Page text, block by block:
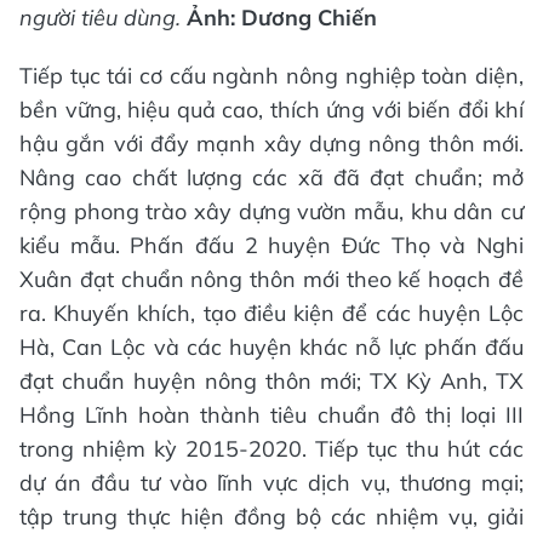
người tiêu dùng. Ảnh: Dương Chiến
Tiếp tục tái cơ cấu ngành nông nghiệp toàn diện,
bền vững, hiệu quả cao, thích ứng với biến đổi khí
hậu gắn với đẩy mạnh xây dựng nông thôn mới.
Nâng cao chất lượng các xã đã đạt chuẩn; mở
rộng phong trào xây dựng vườn mẫu, khu dân cư
kiểu mẫu. Phấn đấu 2 huyện Đức Thọ và Nghi
Xuân đạt chuẩn nông thôn mới theo kế hoạch đề
ra. Khuyến khích, tạo điều kiện để các huyện Lộc
Hà, Can Lộc và các huyện khác nỗ lực phấn đấu
đạt chuẩn huyện nông thôn mới; TX Kỳ Anh, TX
Hồng Lĩnh hoàn thành tiêu chuẩn đô thị loại III
trong nhiệm kỳ 2015-2020. Tiếp tục thu hút các
dự án đầu tư vào lĩnh vực dịch vụ, thương mại;
tập trung thực hiện đồng bộ các nhiệm vụ, giải